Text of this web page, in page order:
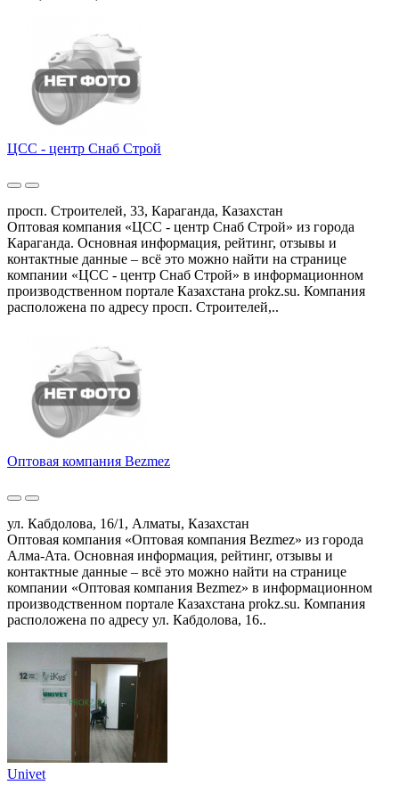
ЦСС - центр Снаб Строй
просп. Строителей, 33, Караганда, Казахстан
Оптовая компания «ЦСС - центр Снаб Строй» из города
Караганда. Основная информация, рейтинг, отзывы и
контактные данные – всё это можно найти на странице
компании «ЦСС - центр Снаб Строй» в информационном
производственном портале Казахстана prokz.su. Компания
расположена по адресу просп. Строителей,..
Оптовая компания Bezmez
ул. Кабдолова, 16/1, Алматы, Казахстан
Оптовая компания «Оптовая компания Bezmez» из города
Алма-Ата. Основная информация, рейтинг, отзывы и
контактные данные – всё это можно найти на странице
компании «Оптовая компания Bezmez» в информационном
производственном портале Казахстана prokz.su. Компания
расположена по адресу ул. Кабдолова, 16..
Univet